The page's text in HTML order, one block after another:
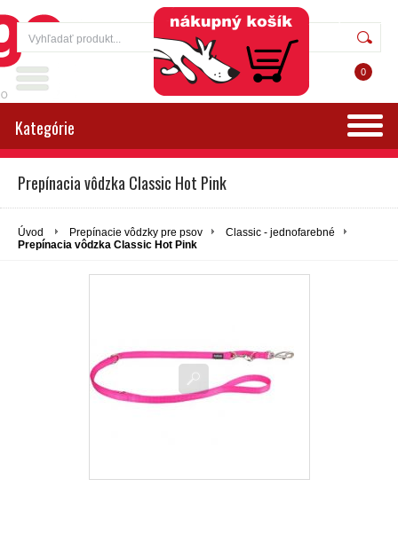
Prihlásenie
0
Kategórie
Prepínacia vôdzka Classic Hot Pink
Úvod Prepínacie vôdzky pre psov
Classic - jednofarebné
Prepínacia vôdzka Classic Hot Pink